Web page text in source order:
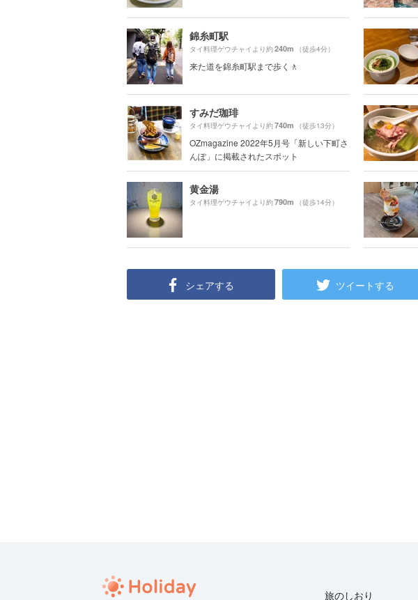
錦糸町駅
タイ料理ゲウチャイより約240m （徒歩4分）
来た道を錦糸町駅まで歩く🚶
すみだ珈琲
タイ料理ゲウチャイより約740m （徒歩13分）
OZmagazine 2022年5月号「新しい下町さ
んぽ」に掲載されたスポット
黄金湯
タイ料理ゲウチャイより約790m （徒歩14分）
シェアする ツイートする
旅のしおり